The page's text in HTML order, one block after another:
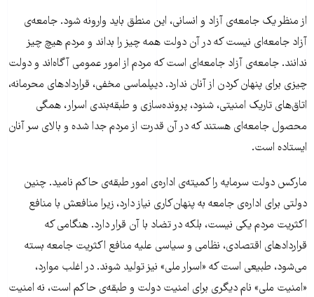
از منظر یک جامعه‌ی آزاد و انسانی، این منطق باید وارونه شود. جامعه‌ی
آزاد جامعه‌ای نیست که در آن دولت همه چیز را بداند و مردم هیچ چیز
ندانند. جامعه‌ی آزاد جامعه‌ای است که مردم از امور عمومی آگاه‌اند و دولت
چیزی برای پنهان کردن از آنان ندارد. دیپلماسی مخفی، قراردادهای محرمانه،
اتاق‌های تاریک امنیتی، شنود، پرونده‌سازی و طبقه‌بندی اسرار، همگی
محصول جامعه‌ای هستند که در آن قدرت از مردم جدا شده و بالای سر آنان
ایستاده است.
مارکس دولت سرمایه را کمیته‌ی اداره‌ی امور طبقه‌ی حاکم نامید. چنین
دولتی برای اداره‌ی جامعه به پنهان‌کاری نیاز دارد، زیرا منافعش با منافع
اکثریت مردم یکی نیست، بلکه در تضاد با آن قرار دارد. هنگامی که
قراردادهای اقتصادی، نظامی و سیاسی علیه منافع اکثریت جامعه بسته
می‌شود، طبیعی است که «اسرار ملی» نیز تولید شوند. در اغلب موارد،
«امنیت ملی» نام دیگری برای امنیت دولت و طبقه‌ی حاکم است، نه امنیت